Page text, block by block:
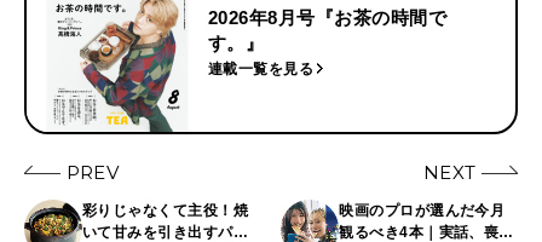
2026年8月号『お茶の時間で
す。』
連載一覧を見る
PREV
彩りじゃなくて主役！焼
いて甘みを引き出すパプ
NEXT
映画のプロが選んだ今月
観るべき4本｜実話、喪失